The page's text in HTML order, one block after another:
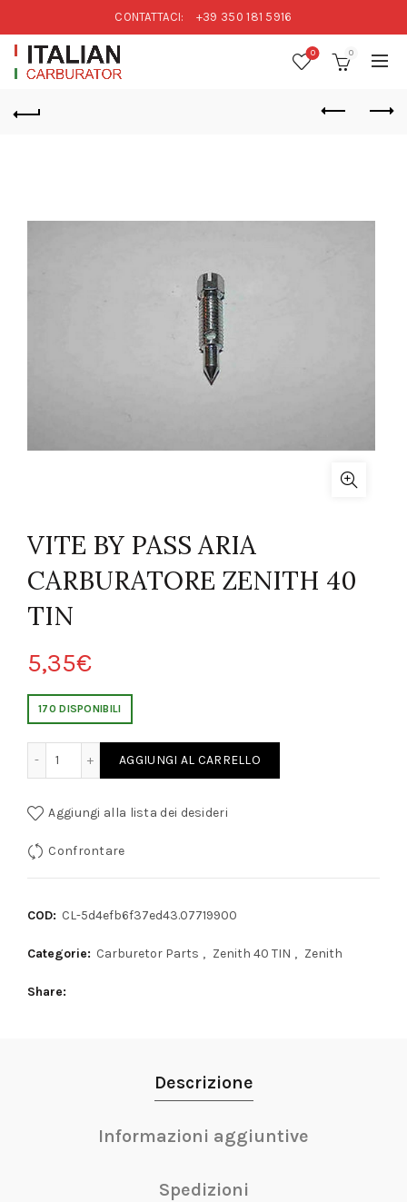
CONTATTACI: +39 350 181 5916
0 0
VITE BY PASS ARIA
CARBURATORE ZENITH 40
TIN
5,35€
170 DISPONIBILI
AGGIUNGI AL CARRELLO
Aggiungi alla lista dei desideri
Confrontare
COD: CL-5d4efb6f37ed43.07719900
Categorie: Carburetor Parts , Zenith 40 TIN , Zenith
Share
Descrizione
Informazioni aggiuntive
Spedizioni